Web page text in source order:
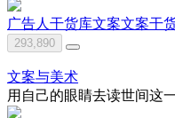
广告人干货库文案文案干
293,890
文案与美术
用自己的眼睛去读世间这